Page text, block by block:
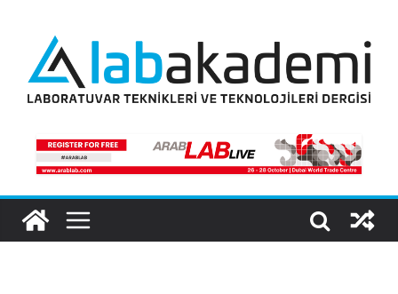
content